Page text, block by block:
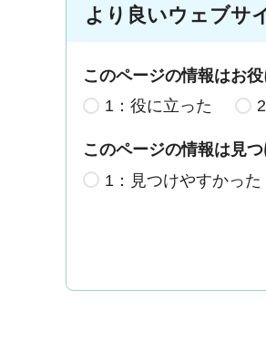
より良いウェブサ
このページの情報はお
1：役に立った
このページの情報は見
1：見つけやすかった